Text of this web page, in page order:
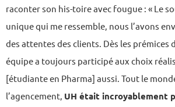
raconter son his-toire avec fougue : « Le
unique qui me ressemble, nous l’avons
des attentes des clients. Dès les prémices
équipe a toujours participé aux choix
[étudiante en Pharma] aussi. Tout le
l’agencement, UH était incroyablement